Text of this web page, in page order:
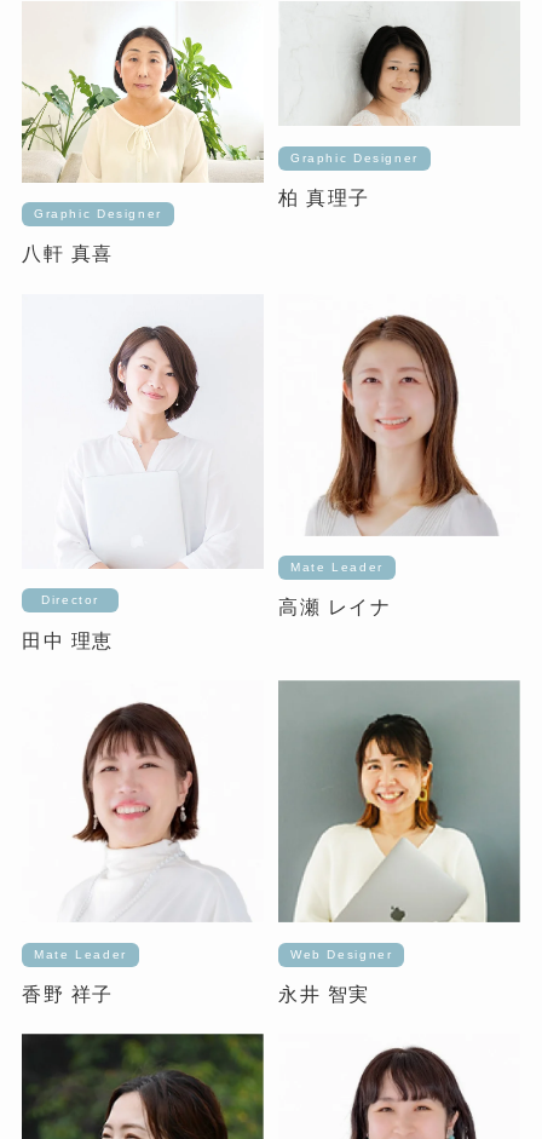
Graphic Designer
八軒 真喜
Graphic Designer
柏 真理子
Director
田中 理恵
Mate Leader
高瀬 レイナ
Mate Leader
香野 祥子
Web Designer
永井 智実